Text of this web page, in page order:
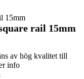
rail 15mm
av hög kvalitet till
info